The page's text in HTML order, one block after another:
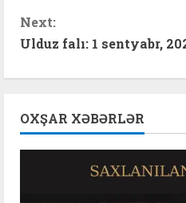
n
t
i
n
u
Next:
Ulduz falı: 1 sentyabr,
OXŞAR XƏBƏRLƏR